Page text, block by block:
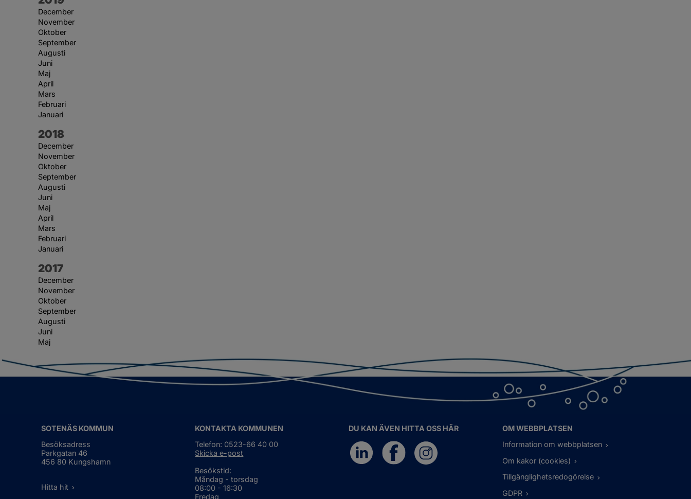
December
November
Oktober
September
Augusti
Juni
Maj
April
Mars
Februari
Januari
År:
2018
December
November
Oktober
September
Augusti
Juni
Maj
April
Mars
Februari
Januari
År:
2017
December
November
Oktober
September
Augusti
Juni
Maj
SOTENÄS KOMMUN
Besöksadress
Parkgatan 46
456 80 Kungshamn
Hitta hit
KONTAKTA KOMMUNEN
Telefon: 0523-66 40 00
Skicka e-post
Besökstid:
Måndag - torsdag
08:00 - 16:30
Fredag
DU KAN ÄVEN HITTA OSS HÄR
OM WEBBPLATSEN
Information om webbplatsen
Om kakor (cookies)
Tillgänglighetsredogörelse
GDPR